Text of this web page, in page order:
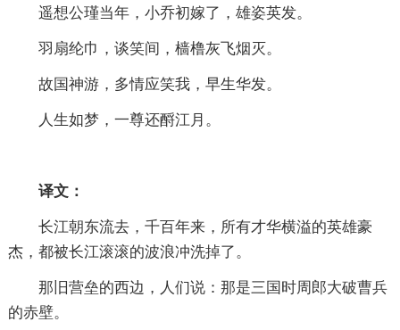
遥想公瑾当年，小乔初嫁了，雄姿英发。
羽扇纶巾，谈笑间，樯橹灰飞烟灭。
故国神游，多情应笑我，早生华发。
人生如梦，一尊还酹江月。
译文：
长江朝东流去，千百年来，所有才华横溢的英雄豪
杰，都被长江滚滚的波浪冲洗掉了。
那旧营垒的西边，人们说：那是三国时周郎大破曹兵
的赤壁。